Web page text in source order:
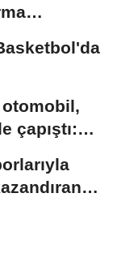
otomobil,
çapıştı: